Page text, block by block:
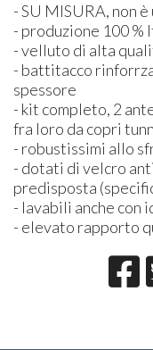
- SU MISURA, non
- produzione 100 %
- velluto di alta
- battitacco
spessore
- kit completo, 2
fra loro da copri
- robustissimi allo
- dotati di velcro
predisposta
- lavabili anche con
- elevato rapporto